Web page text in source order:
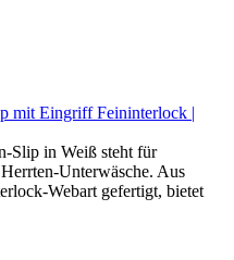
mit EingriffFeininterlock |
Slip in Weiß steht für
Unterwäsche. Aus
Webart gefertigt, bietet